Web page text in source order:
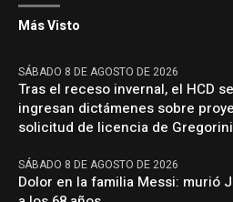
Más Visto
SÁBADO 8 DE AGOSTO DE 2026
Tras el receso invernal, el HCD
ingresan dictámenes sobre
solicitud de licencia de Gregorini
SÁBADO 8 DE AGOSTO DE 2026
Dolor en la familia Messi: murió